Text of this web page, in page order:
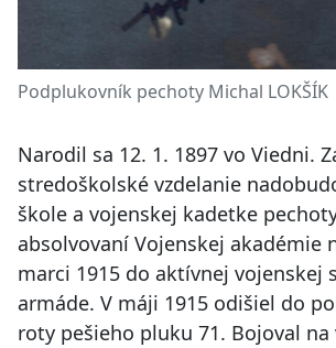
Podplukovník pechoty Michal LOKŠÍK
Narodil sa 12. 1. 1897 vo Viedni.
stredoškolské vzdelanie
škole a vojenskej kadetke
absolvovaní Vojenskej akadémie
marci 1915 do aktívnej vojenskej
armáde. V máji 1915 odišiel do
roty pešieho pluku 71. Bojoval na